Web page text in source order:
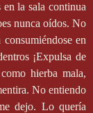
la sala continua
nunca oídos. No
en
¡Expulsa de
hierba mala,
No entiendo
dejo. Lo quería